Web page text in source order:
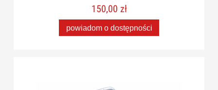
150,00 zł
powiadom o dostępności